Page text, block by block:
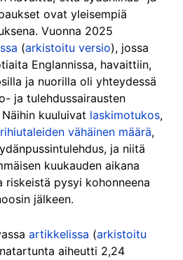
ovat yleisempiä
Vuonna 2025
(arkistoitu versio), jossa
Englannissa, havaittiin,
ja nuorilla oli yhteydessä
ja tulehdussairausten
kuuluivat laskimotukos,
vähäinen määrä,
ja niitä
kuukauden aikana
riskeistä pysyi kohonneena
jälkeen.
artikkelissa (arkistoitu
aiheutti 2,24